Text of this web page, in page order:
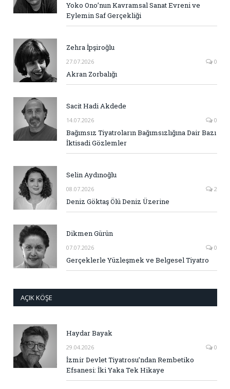
Yoko Ono’nun Kavramsal Sanat Evreni ve
Eylemin Saf Gerçekliği
Zehra İpşiroğlu
27.07.2026 0
Akran Zorbalığı
Sacit Hadi Akdede
14.07.2026 0
Bağımsız Tiyatroların Bağımsızlığına Dair Bazı
İktisadi Gözlemler
Selin Aydınoğlu
08.07.2026 2
Deniz Göktaş Ölü Deniz Üzerine
Dikmen Gürün
07.07.2026 0
Gerçeklerle Yüzleşmek ve Belgesel Tiyatro
AÇIK KÖŞE
Haydar Bayak
29.04.2026 0
İzmir Devlet Tiyatrosu’ndan Rembetiko
Efsanesi: İki Yaka Tek Hikaye